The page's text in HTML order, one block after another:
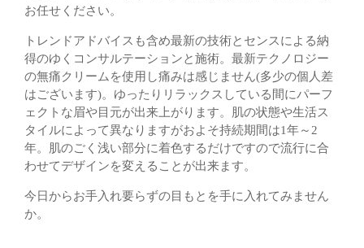
お任せください。
トレンドアドバイスも含め最新の技術とセンスによる納
得のゆくコンサルテーションと施術。最新テクノロジー
の無痛クリームを使用し痛みは感じません(多少の個人差
はございます)。ゆったりリラックスしている間にパーフ
ェクトな眉や目元が出来上がります。肌の状態や生活ス
タイルによって異なりますがおよそ持続期間は1年～2
年。肌のごく浅い部分に着色するだけですので流行に合
わせてデザインを変えることが出来ます。
今日からお手入れ要らずの目もとを手に入れてみません
か。